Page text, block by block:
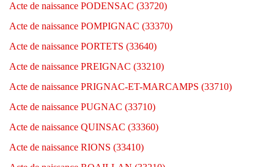
Acte de naissance PODENSAC (33720)
Acte de naissance POMPIGNAC (33370)
Acte de naissance PORTETS (33640)
Acte de naissance PREIGNAC (33210)
Acte de naissance PRIGNAC-ET-MARCAMPS (33710)
Acte de naissance PUGNAC (33710)
Acte de naissance QUINSAC (33360)
Acte de naissance RIONS (33410)